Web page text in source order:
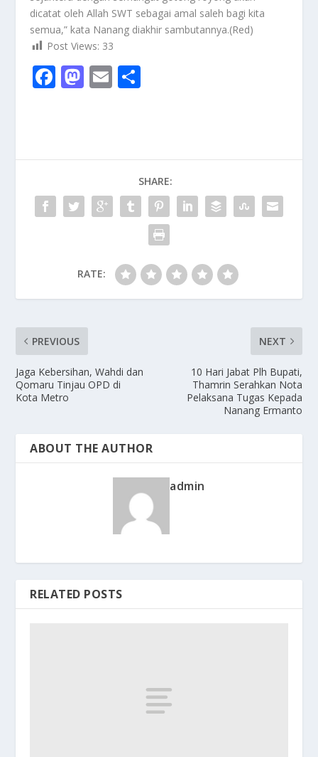
dicatat oleh Allah SWT sebagai amal saleh bagi kita
semua,” kata Nanang diakhir sambutannya.(Red)
Post Views: 33
F
o
o
k
M
o
n
E
SHARE:
RATE:
PREVIOUS
Jaga Kebersihan, Wahdi dan
Qomaru Tinjau OPD di
Kota Metro
NEXT
10 Hari Jabat Plh Bupati,
Thamrin Serahkan Nota
Pelaksana Tugas Kepada
Nanang Ermanto
ABOUT THE AUTHOR
admin
RELATED POSTS